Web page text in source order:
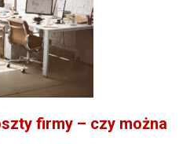
firmy – czy można